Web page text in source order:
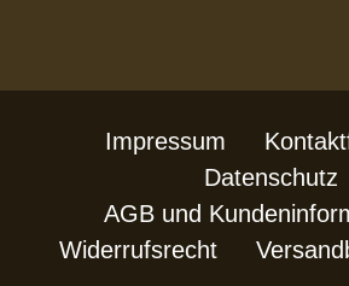
Impressum
Datenschutz
AGB und
Widerrufsrecht